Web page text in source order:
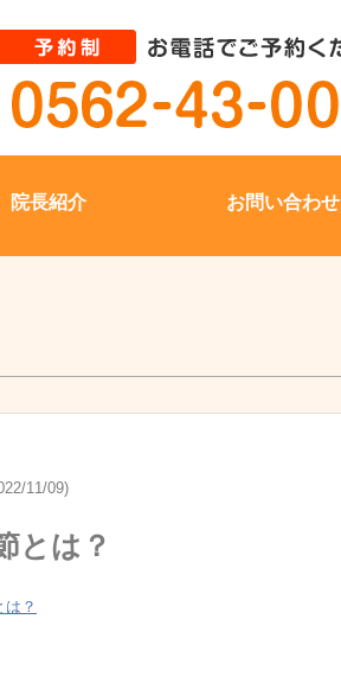
院長紹介 お問い合わせ
11/09)
とは？
？